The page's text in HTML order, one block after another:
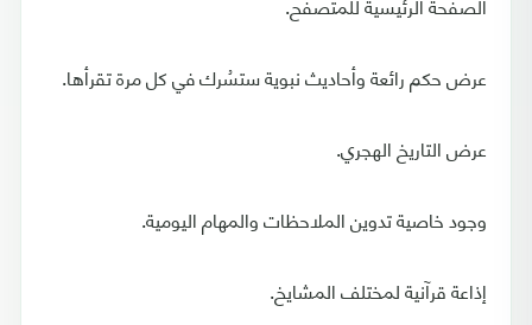
عرض حكم رائعة وأحاديث نبوية ستسُرك في كل مرة تقرأها.
عرض التاريخ الهجري.
وجود خاصية تدوين الملاحظات والمهام اليومية.
إذاعة قرآنية لمختلف المشايخ.